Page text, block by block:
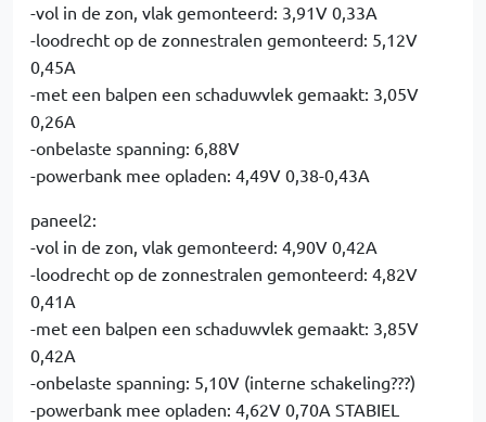
-vol in de zon, vlak gemonteerd: 3,91V 0,33A
-loodrecht op de zonnestralen gemonteerd: 5,12V
0,45A
-met een balpen een schaduwvlek gemaakt: 3,05V
0,26A
-onbelaste spanning: 6,88V
-powerbank mee opladen: 4,49V 0,38-0,43A
paneel2:
-vol in de zon, vlak gemonteerd: 4,90V 0,42A
-loodrecht op de zonnestralen gemonteerd: 4,82V
0,41A
-met een balpen een schaduwvlek gemaakt: 3,85V
0,42A
-onbelaste spanning: 5,10V (interne schakeling???)
-powerbank mee opladen: 4,62V 0,70A STABIEL